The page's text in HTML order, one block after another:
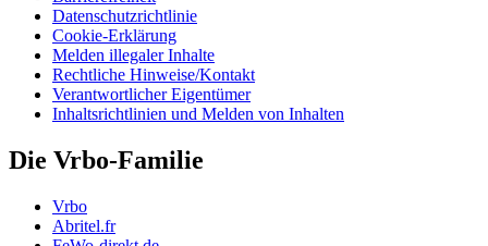
Datenschutzrichtlinie
Cookie-Erklärung
Melden illegaler Inhalte
Rechtliche Hinweise/Kontakt
Verantwortlicher Eigentümer
Inhaltsrichtlinien und Melden von Inhalten
Die Vrbo-Familie
Vrbo
Abritel.fr